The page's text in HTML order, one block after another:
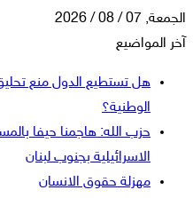
الجمعة, 07 / 08 / 2026
آخر المواضيع
هل تستطيع الدول منع
الوطنية؟
حزب الله: هاجمنا حيفا
الاسرائيلية بجنوب لبنان
مهزلة حقوق الانسان